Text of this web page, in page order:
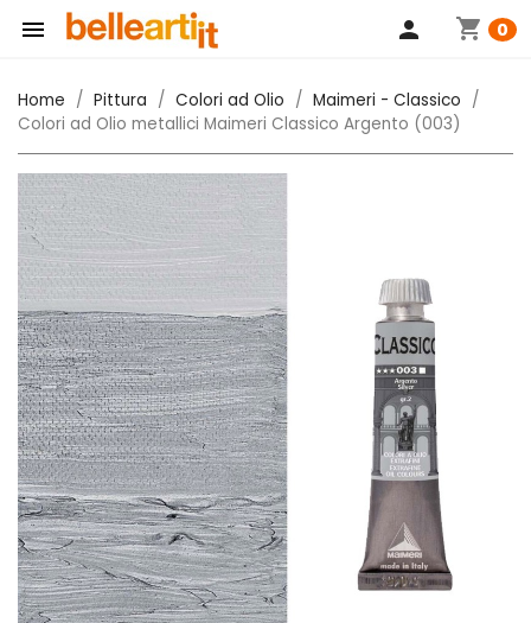
 shopping_cart 0
person
Home Pittura Colori ad Olio
Maimeri - Classico
Colori ad Olio metallici Maimeri Classico Argento (003)